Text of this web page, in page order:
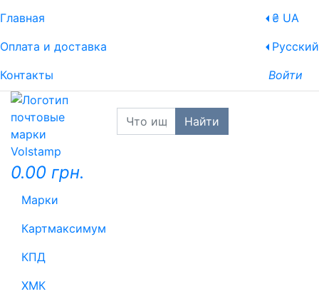
Главная
Оплата и доставка
Контакты
₴ UA
Русский
Войти
Найти
0.00 грн.
Марки
Картмаксимум
КПД
ХМК